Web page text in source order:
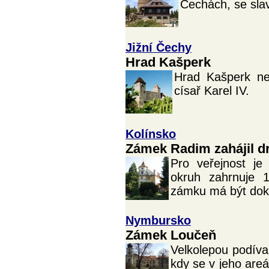
Čechách, se
Jižní Čechy
Hrad Kašperk
Hrad Kašperk
císař Karel IV.
Kolínsko
Zámek Radim zahájil
Pro veřejnost je
okruh zahrnuje
zámku má být
Nymbursko
Zámek Loučeň
Velkolepou
kdy se v jeho